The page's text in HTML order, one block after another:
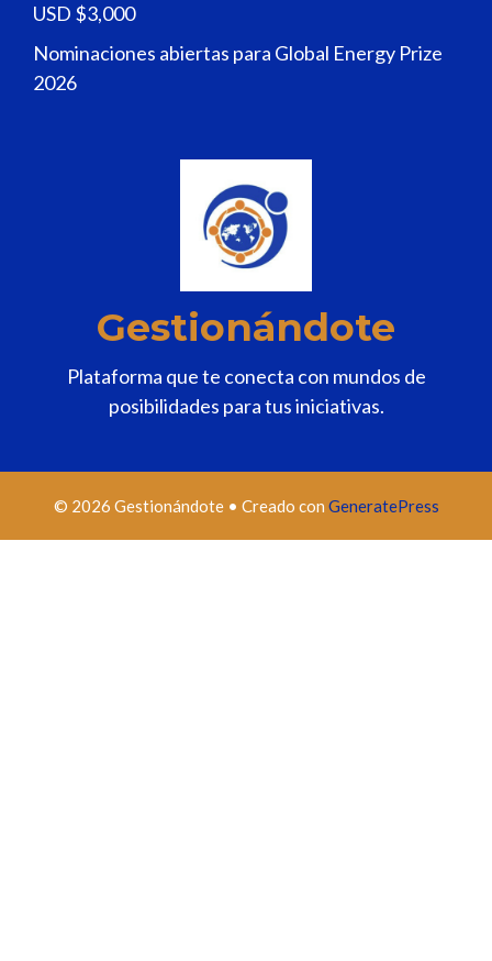
USD $3,000
Nominaciones abiertas para Global Energy Prize
2026
Gestionándote
Plataforma que te conecta con mundos de
posibilidades para tus iniciativas.
© 2026 Gestionándote• Creado con GeneratePress